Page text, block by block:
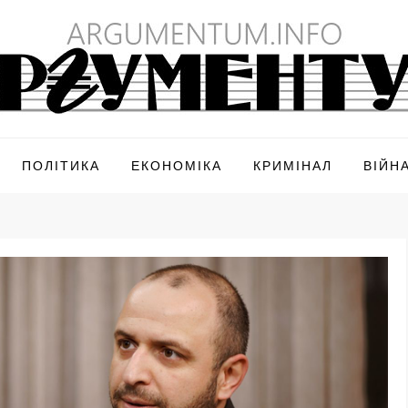
ПОЛІТИКА ЕКОНОМІКА КРИМІНАЛ